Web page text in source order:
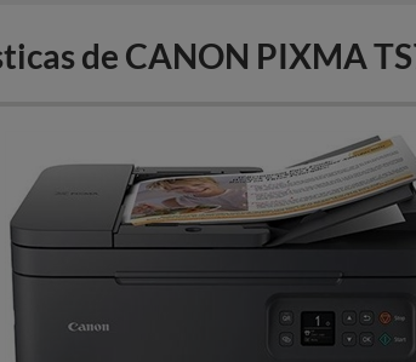
de CANON PIXMA